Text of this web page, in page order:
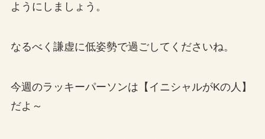
ようにしましょう。
なるべく謙虚に低姿勢で過ごしてくださいね。
今週のラッキーパーソンは【イニシャルがKの人】
だよ～